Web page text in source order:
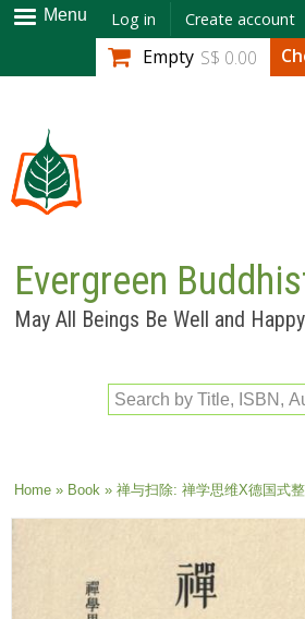
Skip to
main
content
Menu Log in Create account
Empty S$ 0.00
Evergreen
May All Beings Be Well and
Search by Title, ISBN,
You are here
Home» Book» 禅与扫除: 禅学思维X德国式